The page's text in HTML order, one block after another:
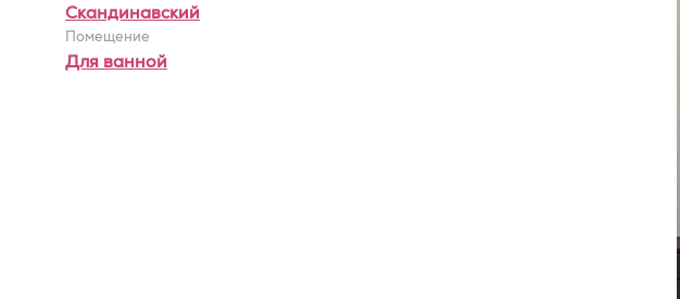
Скандинавский
Помещение
Для ванной